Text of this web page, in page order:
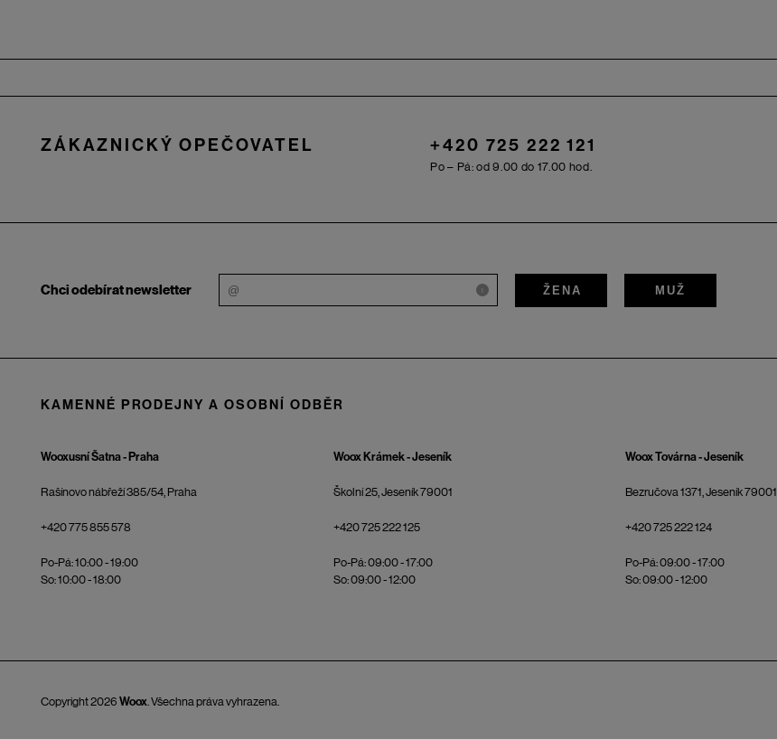
ZÁKAZNICKÝ OPEČOVATEL +420 725 222 121
Po – Pá: od 9.00 do 17.00 hod.
Chci odebírat newsletter i ŽENA MUŽ
KAMENNÉ PRODEJNY A OSOBNÍ ODBĚR
Wooxusní Šatna - Praha
Rašínovo nábřeží 385/54, Praha
+420 775 855 578
Po-Pá: 10:00 - 19:00
So: 10:00 - 18:00
Woox Krámek - Jeseník
Školní 25, Jeseník 79001
+420 725 222 125
Po-Pá: 09:00 - 17:00
So: 09:00 - 12:00
Woox Továrna - Jeseník
Bezručova 1371, Jeseník 79001
+420 725 222 124
Po-Pá: 09:00 - 17:00
So: 09:00 - 12:00
Copyright 2026 Woox. Všechna práva vyhrazena.